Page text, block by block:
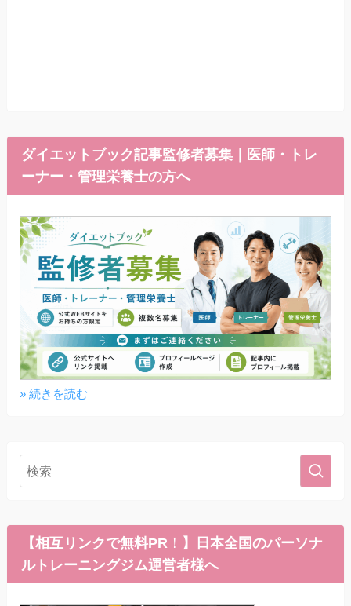
ダイエットブック記事監修者募集｜医師・トレ
ーナー・管理栄養士の方へ
» 続きを読む
【相互リンクで無料PR！】日本全国のパーソナ
ルトレーニングジム運営者様へ